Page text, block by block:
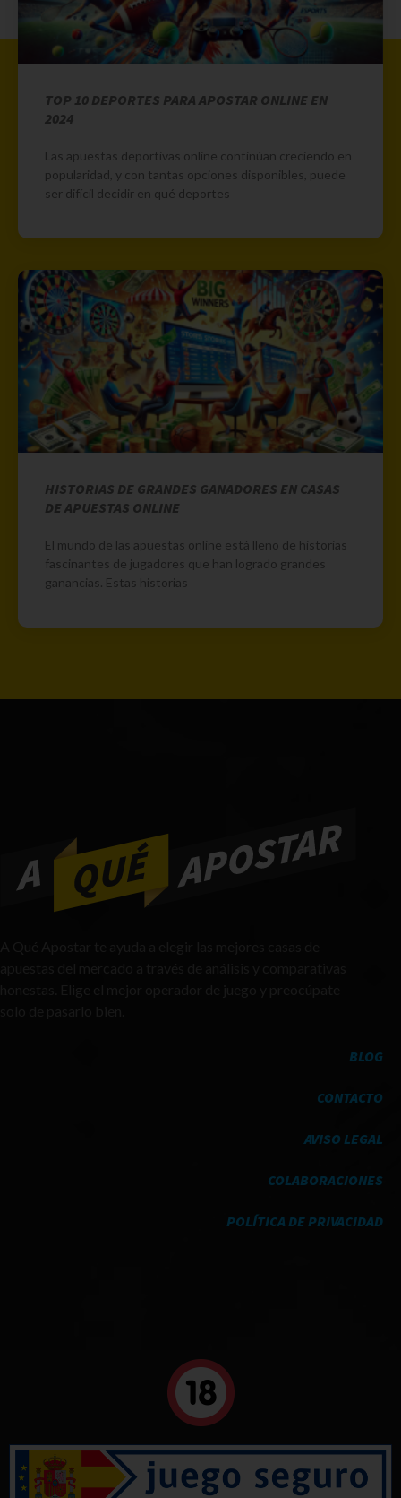
TOP 10 DEPORTES PARA APOSTAR ONLINE EN
2024
Las apuestas deportivas online continúan creciendo en
popularidad, y con tantas opciones disponibles, puede
ser difícil decidir en qué deportes
HISTORIAS DE GRANDES GANADORES EN CASAS
DE APUESTAS ONLINE
El mundo de las apuestas online está lleno de historias
fascinantes de jugadores que han logrado grandes
ganancias. Estas historias
BLOG
CONTACTO
AVISO LEGAL
COLABORACIONES
POLÍTICA DE PRIVACIDAD